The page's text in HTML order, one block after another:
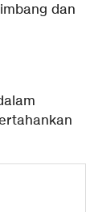
dan